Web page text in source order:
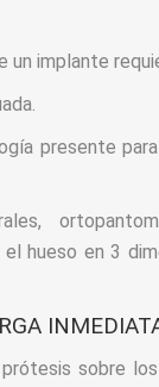
un implante
presente
hueso en 3
sobre